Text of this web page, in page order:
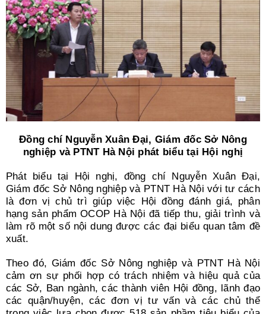
Đồng chí Nguyễn Xuân Đại, Giám đốc Sở Nông
nghiệp và PTNT Hà Nội phát biểu tại Hội nghị
Phát biểu tại Hội nghị, đồng chí Nguyễn Xuân Đại,
Giám đốc Sở Nông nghiệp và PTNT Hà Nội với tư cách
là đơn vị chủ trì giúp việc Hội đồng đánh giá, phân
hạng sản phẩm OCOP Hà Nội đã tiếp thu, giải trình và
làm rõ một số nội dung được các đại biểu quan tâm đề
xuất.
Theo đó, Giám đốc Sở Nông nghiệp và PTNT Hà Nội
cảm ơn sự phối hợp có trách nhiệm và hiệu quả của
các Sở, Ban ngành, các thành viên Hội đồng, lãnh đạo
các quận/huyện, các đơn vị tư vấn và các chủ thể